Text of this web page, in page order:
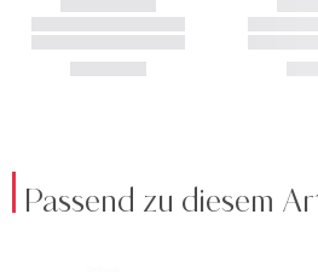
Passend zu diesem